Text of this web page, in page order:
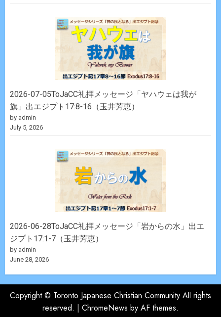
2026-07-05ToJaCC礼拝メッセージ「ヤハウェは我が
旗」出エジプト17:8-16（玉井芳恵）
by admin
July 5, 2026
2026-06-28ToJaCC礼拝メッセージ「岩からの水」出エ
ジプト17:1-7（玉井芳恵）
by admin
June 28, 2026
Copyright © Toronto Japanese Christian Community All rights
reserved. | ChromeNews by AF themes.